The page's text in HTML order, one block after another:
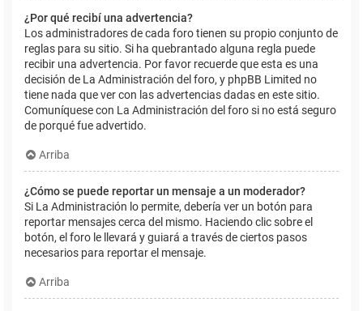
¿Por qué recibí una advertencia?
Los administradores de cada foro tienen su propio conjunto de
reglas para su sitio. Si ha quebrantado alguna regla puede
recibir una advertencia. Por favor recuerde que esta es una
decisión de La Administración del foro, y phpBB Limited no
tiene nada que ver con las advertencias dadas en este sitio.
Comuníquese con La Administración del foro si no está seguro
de porqué fue advertido.
Arriba
¿Cómo se puede reportar un mensaje a un moderador?
Si La Administración lo permite, debería ver un botón para
reportar mensajes cerca del mismo. Haciendo clic sobre el
botón, el foro le llevará y guiará a través de ciertos pasos
necesarios para reportar el mensaje.
Arriba